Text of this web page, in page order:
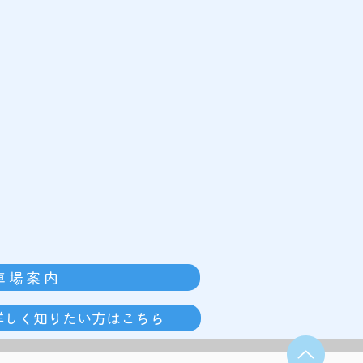
く知りたい方はこちら
場案内